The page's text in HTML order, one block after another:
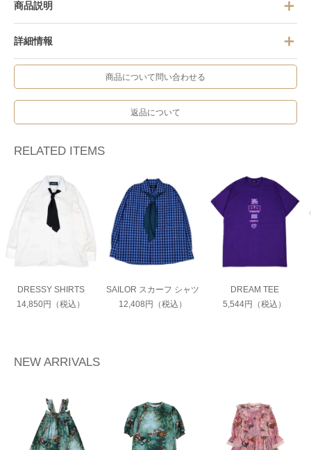
商品説明
詳細情報
商品について問い合わせる
返品について
RELATED ITEMS
DRESSY SHIRTS
14,850円（税込）
SAILOR スカーフ シャツ
12,408円（税込）
DREAM TEE
5,544円（税込）
NEW ARRIVALS